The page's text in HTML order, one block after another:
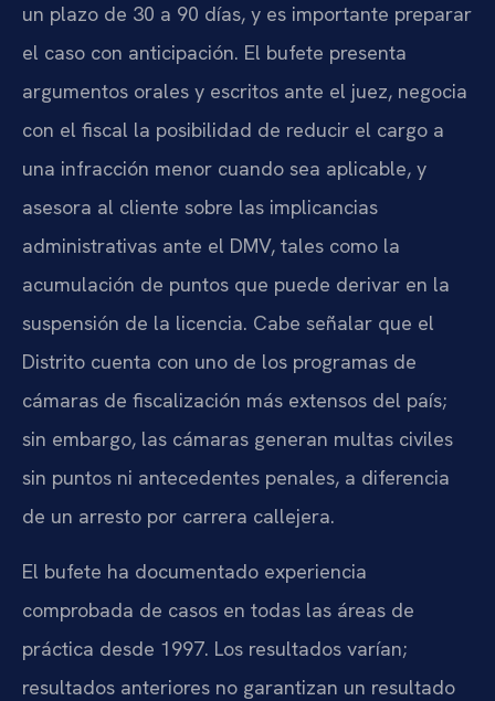
un plazo de 30 a 90 días, y es importante preparar
el caso con anticipación. El bufete presenta
argumentos orales y escritos ante el juez, negocia
con el fiscal la posibilidad de reducir el cargo a
una infracción menor cuando sea aplicable, y
asesora al cliente sobre las implicancias
administrativas ante el DMV, tales como la
acumulación de puntos que puede derivar en la
suspensión de la licencia. Cabe señalar que el
Distrito cuenta con uno de los programas de
cámaras de fiscalización más extensos del país;
sin embargo, las cámaras generan multas civiles
sin puntos ni antecedentes penales, a diferencia
de un arresto por carrera callejera.
El bufete ha documentado experiencia
comprobada de casos en todas las áreas de
práctica desde 1997. Los resultados varían;
resultados anteriores no garantizan un resultado